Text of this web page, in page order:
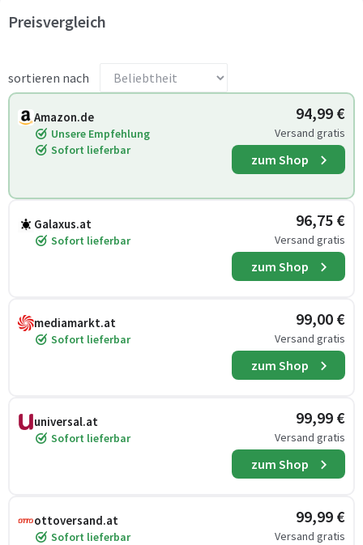
Preisvergleich
sortieren nach
Amazon.de
Unsere Empfehlung
Sofort lieferbar
94,99 €
Versand gratis
zum Shop
Galaxus.at
Sofort lieferbar
96,75 €
Versand gratis
zum Shop
mediamarkt.at
Sofort lieferbar
99,00 €
Versand gratis
zum Shop
universal.at
Sofort lieferbar
99,99 €
Versand gratis
zum Shop
ottoversand.at
Sofort lieferbar
99,99 €
Versand gratis